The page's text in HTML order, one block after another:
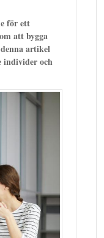
för ett
att bygga
artikel
individer och